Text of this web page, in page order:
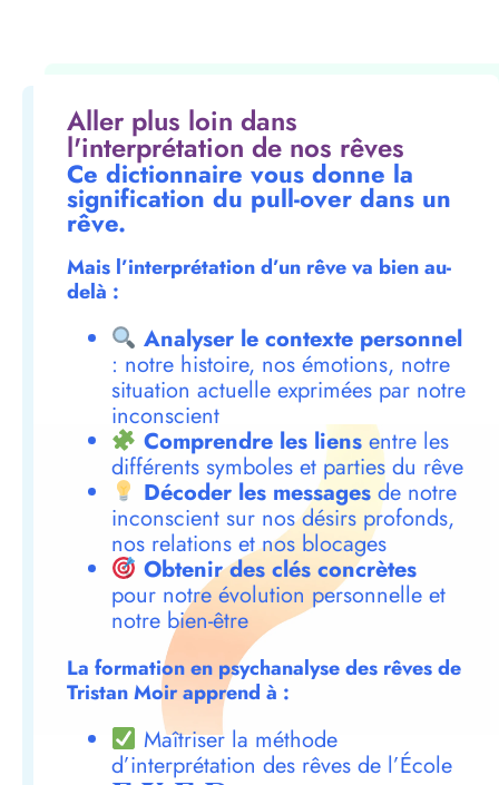
Aller plus loin dans
l'interprétation de nos rêves
Ce dictionnaire vous donne la
signification du pull-over dans un
rêve.
Mais l’interprétation d’un rêve va bien au-
delà :
Analyser le contexte personnel
: notre histoire, nos émotions, notre
situation actuelle exprimées par notre
inconscient
Comprendre les liensentre les
différents symboles et parties du rêve
Décoder les messagesde notre
inconscient sur nos désirs profonds,
nos relations et nos blocages
Obtenir des clés concrètes
pour notre évolution personnelle et
notre bien-être
La formation en psychanalyse des rêves de
Tristan Moir apprend à :
Maîtriser la méthode
d’interprétation des rêves de l’École